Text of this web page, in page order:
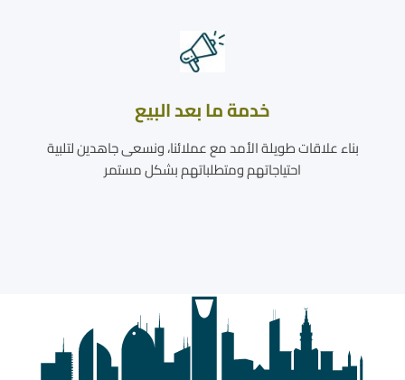
خدمة ما بعد البيع
بناء علاقات طويلة الأمد مع عملائنا، ونسعى جاهدين لتلبية
احتياجاتهم ومتطلباتهم بشكل مستمر